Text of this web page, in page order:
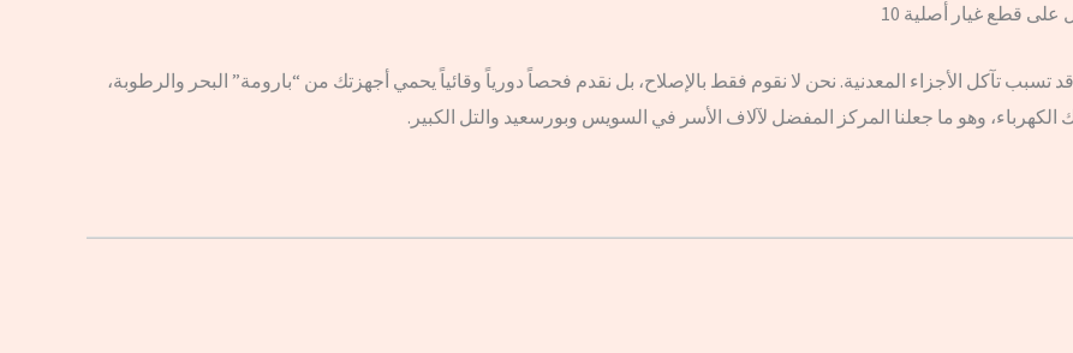
قطع غيار أصلية 10
تسبب تآكل الأجزاء المعدنية. نحن لا نقوم فقط بالإصلاح، بل نقدم فحصاً دورياً وقائياً يحمي أجهزتك من “بارومة” البحر والرطوبة،
وهو ما جعلنا المركز المفضل لآلاف الأسر في السويس وبورسعيد والتل الكبير.